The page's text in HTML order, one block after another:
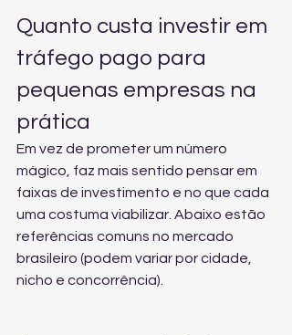
Quanto custa investir em
tráfego pago para
pequenas empresas na
prática
Em vez de prometer um número
mágico, faz mais sentido pensar em
faixas de investimento e no que cada
uma costuma viabilizar. Abaixo estão
referências comuns no mercado
brasileiro (podem variar por cidade,
nicho e concorrência).